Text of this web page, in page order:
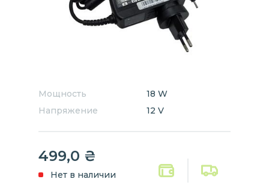
Мощность
18 W
Напряжение
12 V
499,0 ₴
Нет в наличии